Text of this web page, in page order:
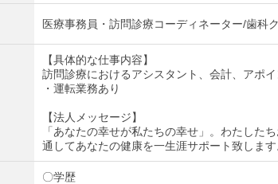
医療事務員・訪問診療コーディネーター/歯科
【具体的な仕事内容】
訪問診療におけるアシスタント、会計、アポ
・運転業務あり
【法人メッセージ】
「あなたの幸せが私たちの幸せ」。わたした
通してあなたの健康を一生涯サポート致します
〇学歴